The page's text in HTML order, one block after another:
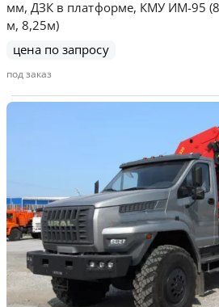
мм, ДЗК в платформе, КМУ ИМ-95
м, 8,25м)
цена по запросу
под заказ